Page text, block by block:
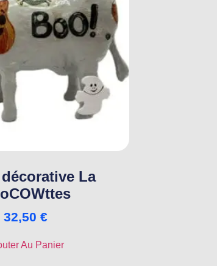
La
32,50€
Au Panier